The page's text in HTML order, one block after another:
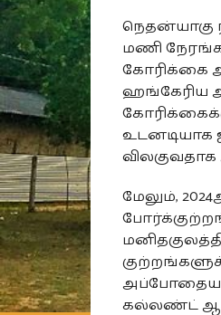
நெதன்யாகு
மணி
கோரிக்கை
ஹங்கேரிய
உடனடியாக
விலகுவதாக
மேலும்,
அப்போதைய
கல்லண்ட்